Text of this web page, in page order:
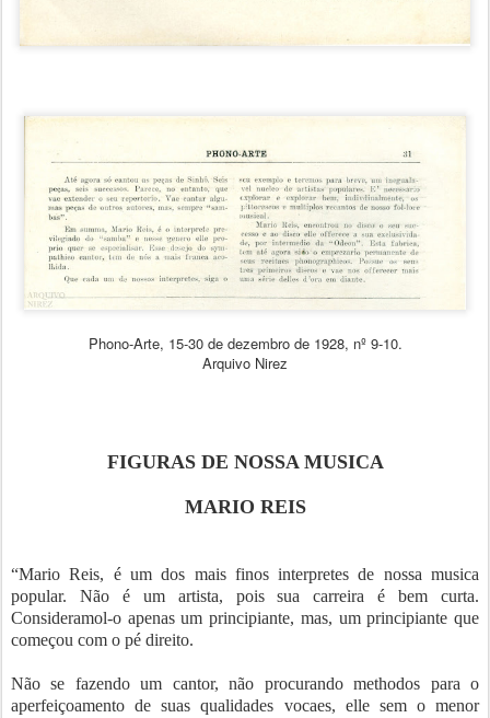
Phono-Arte, 15-30 de dezembro de 1928, nº 9-10.
Arquivo Nirez
FIGURAS DE NOSSA MUSICA
MARIO REIS
“Mario Reis, é um dos mais finos interpretes de nossa musica
popular. Não é um artista, pois sua carreira é bem curta.
Consideramol-o apenas um principiante, mas, um principiante que
começou com o pé direito.
Não se fazendo um cantor, não procurando methodos para o
aperfeiçoamento de suas qualidades vocaes, elle sem o menor